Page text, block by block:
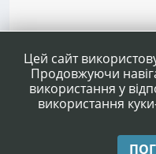
Допомога|
Цей сайт
Продовжуючи
використання у
використання